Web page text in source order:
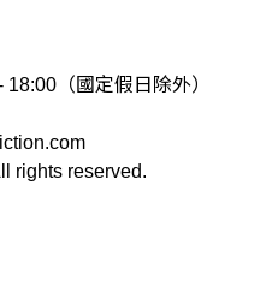
（國定假日除外）
rights reserved.